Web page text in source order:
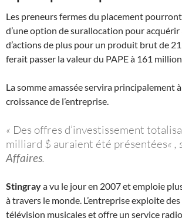
Les preneurs fermes du placement
d’une option de surallocation pour
d’actions de plus pour un produit brut de
ferait passer la valeur du PAPE à 161
La somme amassée servira principalement
croissance de l’entreprise.
« Des offres d’investissement
milliard $ auraient été présentées« ,
Affaires.
Stingraya vu le jour en 2007 et emploie
à travers le monde. L’entreprise exploite
télévision musicales et offre un service